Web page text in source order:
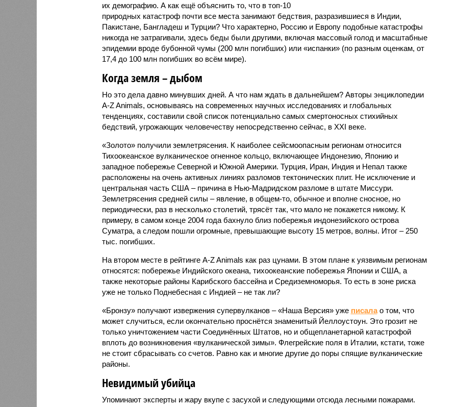
их демографию. А как ещё объяснить то, что в топ-10
природных катастроф почти все места занимают бедствия, разразившиеся в Индии,
Пакистане, Бангладеш и Турции? Что характерно, Россию и Европу подобные катастрофы
никогда не затрагивали, здесь беды были другими, включая массовый голод и масштабные
эпидемии вроде бубонной чумы (200 млн погибших) или «испанки» (по разным оценкам, от
17,4 до 100 млн погибших во всём мире).
Когда земля – дыбом
Но это дела давно минувших дней. А что нам ждать в дальнейшем? Авторы энциклопедии
A-Z Animals, основываясь на современных научных исследованиях и глобальных
тенденциях, составили свой список потенциально самых смертоносных стихийных
бедствий, угрожающих человечеству непосредственно сейчас, в XXI веке.
«Золото» получили землетрясения. К наиболее сейсмоопасным регионам относится
Тихоокеанское вулканическое огненное кольцо, включающее Индонезию, Японию и
западное побережье Северной и Южной Америки. Турция, Иран, Индия и Непал также
расположены на очень активных линиях разломов тектонических плит. Не исключение и
центральная часть США – причина в Нью-Мадридском разломе в штате Миссури.
Землетрясения средней силы – явление, в общем-то, обычное и вполне сносное, но
периодически, раз в несколько столетий, трясёт так, что мало не покажется никому. К
примеру, в самом конце 2004 года бахнуло близ побережья индонезийского острова
Суматра, а следом пошли огромные, превышающие высоту 15 метров, волны. Итог – 250
тыс. погибших.
На втором месте в рейтинге A-Z Animals как раз цунами. В этом плане к уязвимым регионам
относятся: побережье Индийского океана, тихо­океанские побережья Японии и США, а
также некоторые районы Карибского бассейна и Средиземноморья. То есть в зоне риска
уже не только Поднебесная с Индией – не так ли?
«Бронзу» получают извержения супервулканов – «Наша Версия» уже писалао том, что
может случиться, если окончательно проснётся знаменитый Йеллоустоун. Это грозит не
только уничтожением части Соединённых Штатов, но и общепланетарной катастрофой
вплоть до возникновения «вулканической зимы». Флегрейские поля в Италии, кстати, тоже
не стоит сбрасывать со счетов. Равно как и многие другие до поры спящие вулканические
районы.
Невидимый убийца
Упоминают эксперты и жару вкупе с засухой и следующими отсюда лесными пожарами.